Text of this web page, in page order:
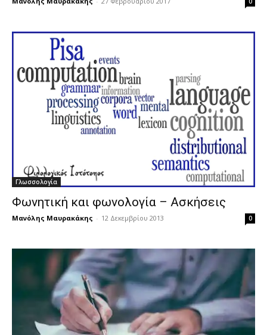
Γλωσσολογία
Φωνητική και φωνολογία – Ασκήσεις
Μανόλης Μαυρακάκης - 12 Δεκεμβρίου 2013 0